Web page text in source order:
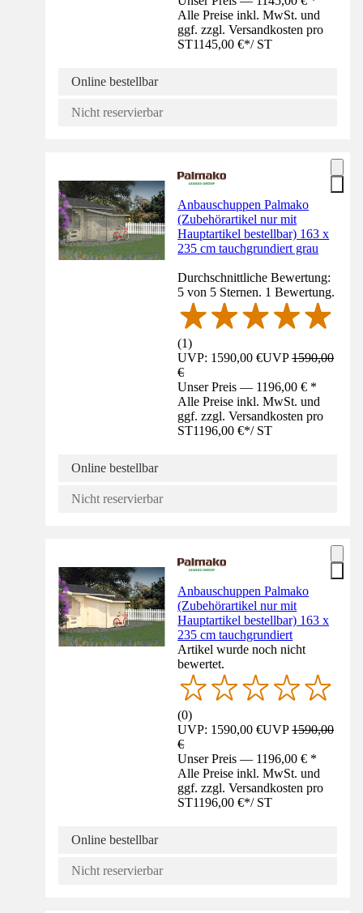
Alle Preise inkl. MwSt. und
ggf. zzgl. Versandkosten pro
ST1145,00 €*/ ST
Online bestellbar
Nicht reservierbar
Anbauschuppen Palmako
(Zubehörartikel nur mit
Hauptartikel bestellbar) 163 x
235 cm tauchgrundiert grau
Durchschnittliche Bewertung:
5 von 5 Sternen. 1 Bewertung.
(1)
UVP: 1590,00 €UVP1590,00
€
Unser Preis — 1196,00 € *
Alle Preise inkl. MwSt. und
ggf. zzgl. Versandkosten pro
ST1196,00 €*/ ST
Online bestellbar
Nicht reservierbar
Anbauschuppen Palmako
(Zubehörartikel nur mit
Hauptartikel bestellbar) 163 x
235 cm tauchgrundiert
Artikel wurde noch nicht
bewertet.
(0)
UVP: 1590,00 €UVP1590,00
€
Unser Preis — 1196,00 € *
Alle Preise inkl. MwSt. und
ggf. zzgl. Versandkosten pro
ST1196,00 €*/ ST
Online bestellbar
Nicht reservierbar